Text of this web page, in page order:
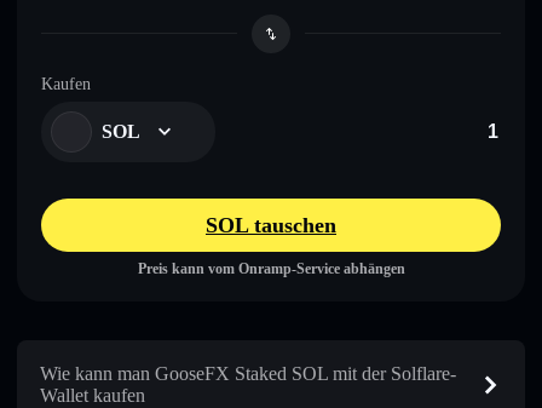
Kaufen
SOL
SOL tauschen
Preis kann vom Onramp-Service abhängen
Wie kann man GooseFX Staked SOL mit der Solflare-
Wallet kaufen